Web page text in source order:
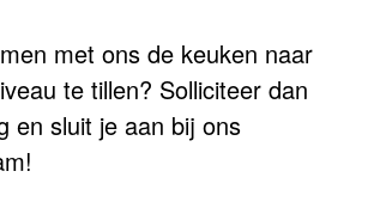
met ons de keuken naar
te tillen? Solliciteer dan
en sluit je aan bij ons